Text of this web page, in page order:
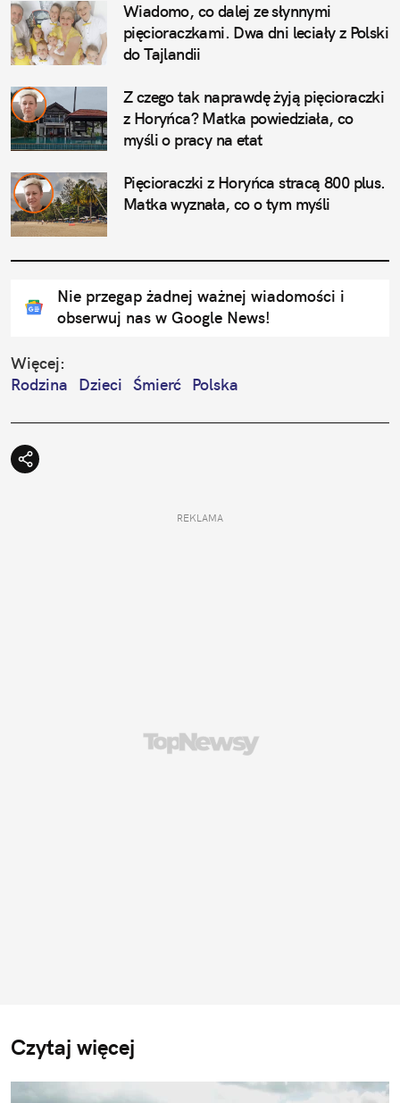
Wiadomo, co dalej ze słynnymi
pięcioraczkami. Dwa dni leciały z Polski
do Tajlandii
Z czego tak naprawdę żyją pięcioraczki
z Horyńca? Matka powiedziała, co
myśli o pracy na etat
Pięcioraczki z Horyńca stracą 800 plus.
Matka wyznała, co o tym myśli
Nie przegap żadnej ważnej wiadomości i
obserwuj nas w Google News!
Więcej:
Rodzina
Dzieci Śmierć Polska
REKLAMA
Czytaj więcej